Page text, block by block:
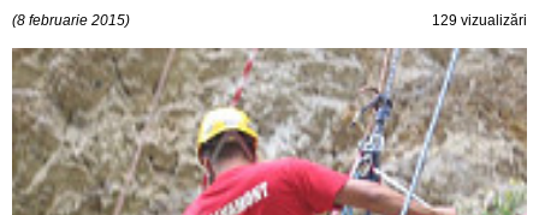
(8 februarie 2015) 129 vizualizări